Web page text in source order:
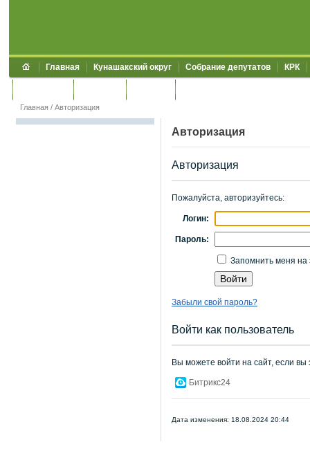
Главная Кунашакский округ Собрание депутатов КРК
Главная / Авторизация
Авторизация
Авторизация
Пожалуйста, авторизуйтесь:
Логин:
Пароль:
Запомнить меня на
Забыли свой пароль?
Войти как пользователь
Вы можете войти на сайт, если вы
Битрикс24
Дата изменения: 18.08.2024 20:44